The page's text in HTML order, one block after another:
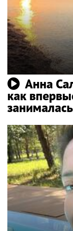
Анна
как